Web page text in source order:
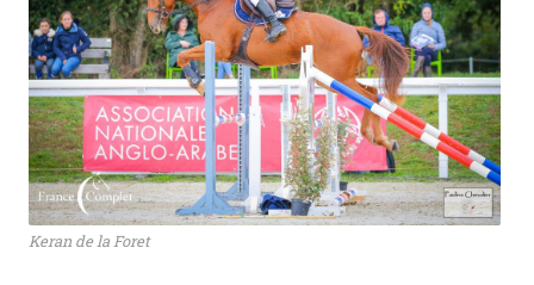
Keran de la Foret